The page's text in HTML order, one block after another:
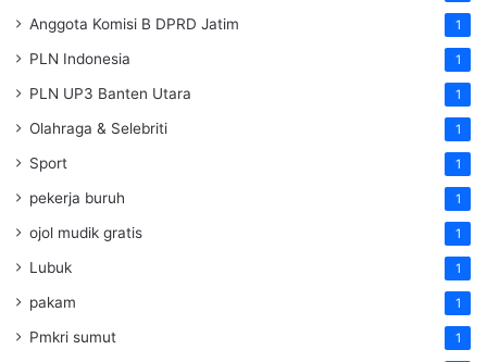
Anggota Komisi B DPRD Jatim 1
PLN Indonesia 1
PLN UP3 Banten Utara 1
Olahraga & Selebriti 1
Sport 1
pekerja buruh 1
ojol mudik gratis 1
Lubuk 1
pakam 1
Pmkri sumut 1